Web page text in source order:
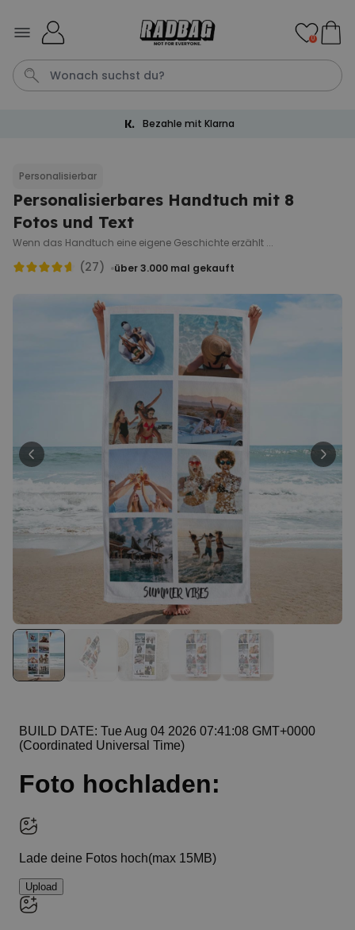
Personalisierbar
Personalisierbares Handtuch
Maritim mit Text
Personalisierbares Aperol
Spritz Glas mit Name
16,99 €
Personalisierbar
Personalisierbares Handtuch
mit Getränken und Spruch
mal gekauft
34,99 €
Personalisierbar
Fotodecke mit Gesicht
über 2.000
mal gekauft
39,99 €
Personalisierbar
Personalisierbare Socken mit
Gesicht
über 28.500
mal gekauft
19,99 €
0
Bezahle mit Klarna
Personalisierbar
Personalisierbares Handtuch mit 8
Fotos und Text
Wenn das Handtuch eine eigene Geschichte erzählt ...
(27) über 3.000 mal gekauft